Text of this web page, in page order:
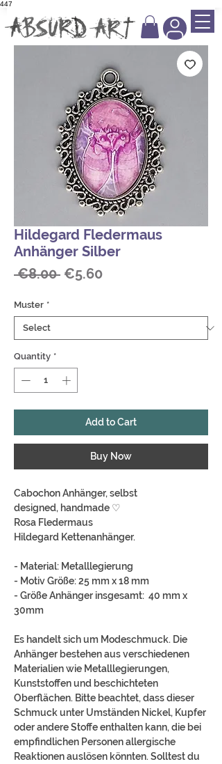
447
Hildegard Fledermaus
Anhänger Silber
€8.00 Regular
€5.60Sale
Muster *
Quantity *
Add to Cart
Buy Now
Cabochon Anhänger, selbst
designed, handmade ♡
Rosa Fledermaus
Hildegard Kettenanhänger.
- Material: Metalllegierung
- Motiv Größe: 25 mm x 18 mm
- Größe Anhänger insgesamt: 40 mm x
30mm
Es handelt sich um Modeschmuck. Die
Anhänger bestehen aus verschiedenen
Materialien wie Metalllegierungen,
Kunststoffen und beschichteten
Oberflächen. Bitte beachtet, dass dieser
Schmuck unter Umständen Nickel, Kupfer
oder andere Stoffe enthalten kann, die bei
empfindlichen Personen allergische
Reaktionen auslösen könnten. Solltest du